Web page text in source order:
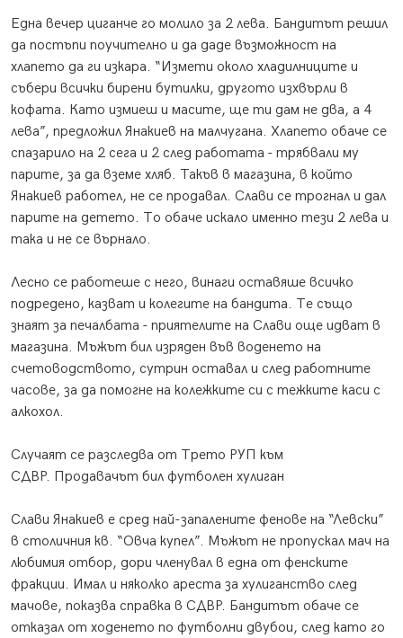
Една вечер циганче го молило за 2 лева. Бандитът решил
да постъпи поучително и да даде възможност на
хлапето да ги изкара. “Измети около хладилниците и
събери всички бирени бутилки, другото изхвърли в
кофата. Като измиеш и масите, ще ти дам не два, а 4
лева”, предложил Янакиев на малчугана. Хлапето обаче се
спазарило на 2 сега и 2 след работата - трябвали му
парите, за да вземе хляб. Такъв в магазина, в който
Янакиев работел, не се продавал. Слави се трогнал и дал
парите на детето. То обаче искало именно тези 2 лева и
така и не се върнало.
Лесно се работеше с него, винаги оставяше всичко
подредено, казват и колегите на бандита. Те също
знаят за печалбата - приятелите на Слави още идват в
магазина. Мъжът бил изряден във воденето на
счетоводството, сутрин оставал и след работните
часове, за да помогне на колежките си с тежките каси с
алкохол.
Случаят се разследва от Трето РУП към
СДВР. Продавачът бил футболен хулиган
Слави Янакиев е сред най-запалените фенове на “Левски”
в столичния кв. “Овча купел”. Мъжът не пропускал мач на
любимия отбор, дори членувал в една от фенските
фракции. Имал и няколко ареста за хулиганство след
мачове, показва справка в СДВР. Бандитът обаче се
отказал от ходенето по футболни двубои, след като го